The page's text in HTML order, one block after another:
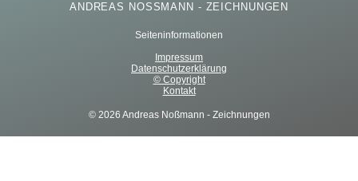
ANDREAS NOSSMANN - ZEICHNUNGEN
Seiteninformationen
Impressum
Datenschutzerklärung
© Copyright
Kontakt
© 2026 Andreas Noßmann - Zeichnungen